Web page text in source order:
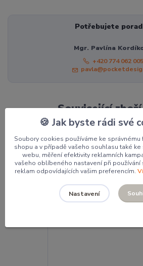
Potřebujete
Mgr. Pavlína
+420 774 062 005
Související
🍪 Jak byste rádi své
Soubory cookies používáme ke
shopu a v případě vašeho souhlasu také
webu, měření efektivity reklamních
vašeho oblíbeného nastavení při používání
reklam odpovídajících vašim preferencím.
Nastavení